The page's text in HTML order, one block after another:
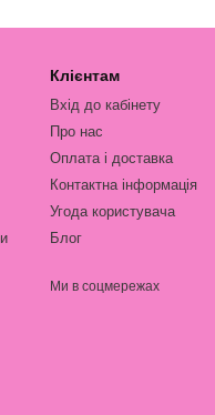
Клієнтам
Вхід до кабінету
Про нас
Оплата і доставка
Контактна інформація
Угода користувача
Блог
Ми в соцмережах